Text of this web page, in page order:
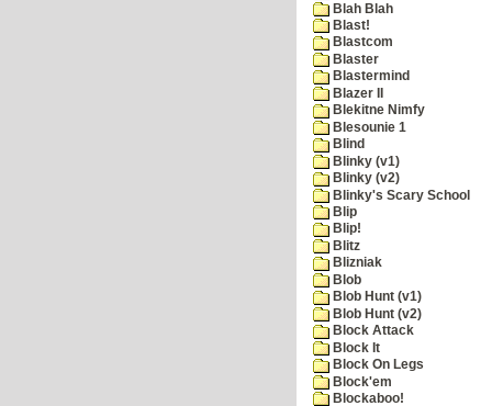
Blah Blah
Blast!
Blastcom
Blaster
Blastermind
Blazer II
Blekitne Nimfy
Blesounie 1
Blind
Blinky (v1)
Blinky (v2)
Blinky's Scary School
Blip
Blip!
Blitz
Blizniak
Blob
Blob Hunt (v1)
Blob Hunt (v2)
Block Attack
Block It
Block On Legs
Block'em
Blockaboo!